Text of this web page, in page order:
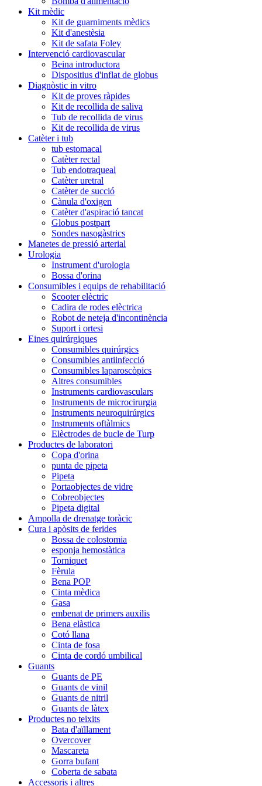
Kit mèdic
Kit de guarniments mèdics
Kit d'anestèsia
Kit de safata Foley
Intervenció cardiovascular
Beina introductora
Dispositius d'inflat de globus
Diagnòstic in vitro
Kit de proves ràpides
Kit de recollida de saliva
Tub de recollida de virus
Kit de recollida de virus
Catèter i tub
tub estomacal
Catèter rectal
Tub endotraqueal
Catèter uretral
Catèter de succió
Cànula d'oxigen
Catèter d'aspiració tancat
Globus postpart
Sondes nasogàstrics
Manetes de pressió arterial
Urologia
Instrument d'urologia
Bossa d'orina
Consumibles i equips de rehabilitació
Scooter elèctric
Cadira de rodes elèctrica
Robot de neteja d'incontinència
Suport i ortesi
Eines quirúrgiques
Consumibles quirúrgics
Consumibles antiinfecció
Consumibles laparoscòpics
Altres consumibles
Instruments cardiovasculars
Instruments de microcirurgia
Instruments neuroquirúrgics
Instruments oftàlmics
Elèctrodes de bucle de Turp
Productes de laboratori
Copa d'orina
punta de pipeta
Pipeta
Portaobjectes de vidre
Cobreobjectes
Pipeta digital
Ampolla de drenatge toràcic
Cura i apòsits de ferides
Bossa de colostomia
esponja hemostàtica
Torniquet
Fèrula
Bena POP
Cinta mèdica
Gasa
embenat de primers auxilis
Bena elàstica
Cotó llana
Cinta de fosa
Cinta de cordó umbilical
Guants
Guants de PE
Guants de vinil
Guants de nitril
Guants de làtex
Productes no teixits
Bata d'aïllament
Overcover
Mascareta
Gorra bufant
Coberta de sabata
Accessoris i altres